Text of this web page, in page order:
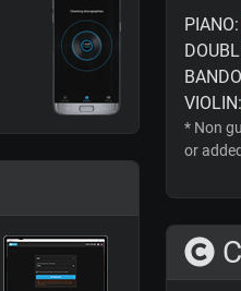
PIANO:
VIOLIN:
* Non
or